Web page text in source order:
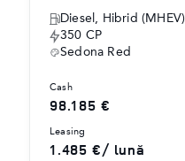
Diesel, Hibrid (MHEV)
350 CP
Sedona Red
cash
98.185 €
leasing
1.485 €/ lună